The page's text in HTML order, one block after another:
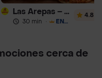
Las Arepas – Arepas Rellenas
30 min · ENVÍO GRATIS
4.8
cerca de